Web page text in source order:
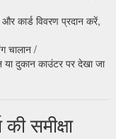
कार्ड विवरण प्रदान करें,
चालान /
दुकान काउंटर पर देखा जा
समीक्षा